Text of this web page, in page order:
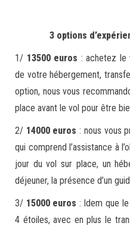
3 options
1/ 13500 euros : achetez le
de votre hébergement,
option, nous vous
place avant le vol pour être
2/ 14000 euros : nous vous
qui comprend l’assistance à
jour du vol sur place, un
déjeuner, la présence d’un
3/ 15000 euros : Idem que
4 étoiles, avec en plus le